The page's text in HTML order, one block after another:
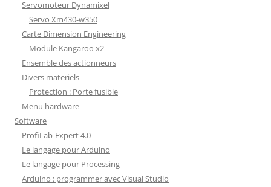
Servomoteur Dynamixel
Servo Xm430-w350
Carte Dimension Engineering
Module Kangaroo x2
Ensemble des actionneurs
Divers materiels
Protection : Porte fusible
Menu hardware
Software
ProfiLab-Expert 4.0
Le langage pour Arduino
Le langage pour Processing
Arduino : programmer avec Visual Studio